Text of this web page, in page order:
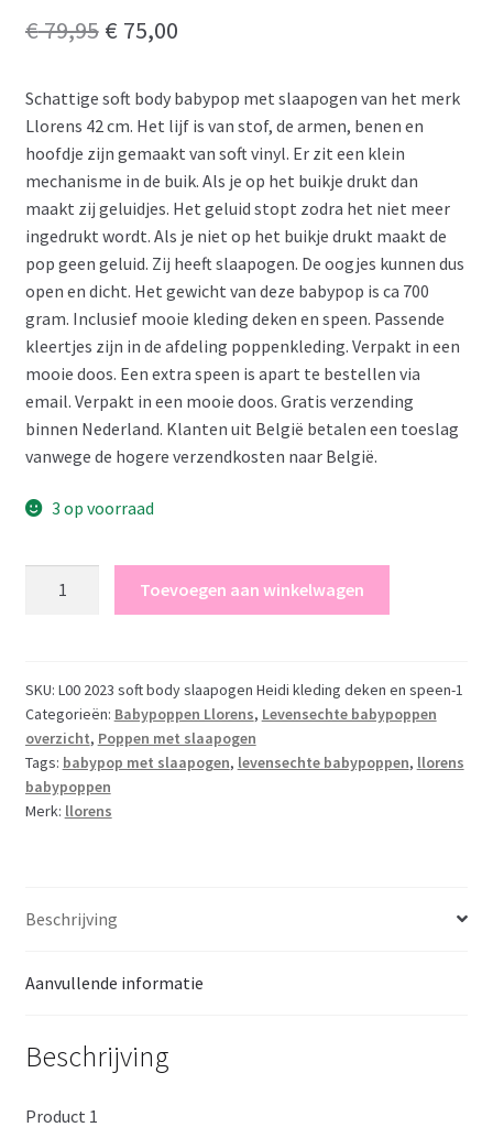
€79,95 Oorspronkelijke
was:
€ 79,95.
€ 75,00Huidige
is:
€ 75,00.
Schattige soft body babypop met slaapogen van het merk
Llorens 42 cm. Het lijf is van stof, de armen, benen en
hoofdje zijn gemaakt van soft vinyl. Er zit een klein
mechanisme in de buik. Als je op het buikje drukt dan
maakt zij geluidjes. Het geluid stopt zodra het niet meer
ingedrukt wordt. Als je niet op het buikje drukt maakt de
pop geen geluid. Zij heeft slaapogen. De oogjes kunnen dus
open en dicht. Het gewicht van deze babypop is ca 700
gram. Inclusief mooie kleding deken en speen. Passende
kleertjes zijn in de afdeling poppenkleding. Verpakt in een
mooie doos. Een extra speen is apart te bestellen via
email. Verpakt in een mooie doos. Gratis verzending
binnen Nederland. Klanten uit België betalen een toeslag
vanwege de hogere verzendkosten naar België.
3 op voorraad
body
met
geluid
slaapogen
en
speen
aantal
Toevoegen aan winkelwagen
SKU: L00 2023 soft body slaapogen Heidi kleding deken en speen-1
Categorieën: Babypoppen Llorens, Levensechte babypoppen
overzicht, Poppen met slaapogen
Tags: babypop met slaapogen, levensechte babypoppen, llorens
babypoppen
Merk: llorens
Beschrijving
Aanvullende informatie
Beschrijving
Product 1